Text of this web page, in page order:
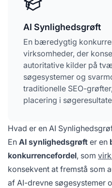
AI Synlighedsgrøft
En bæredygtig
virksomheder, der
autoritative kilder på
søgesystemer og
traditionelle SEO-
placering i
konsensus på tværs af
citeringsfrekvens på
systemer. Denne
vanskelig at efterligne,
konsekvent topkvalitet
dimensioner:
Hvad er en AI
En AI synlighedsgrøft er en
konkurrencefordel, som
konsekvent at fremstå som
af AI-drevne søgesystemer